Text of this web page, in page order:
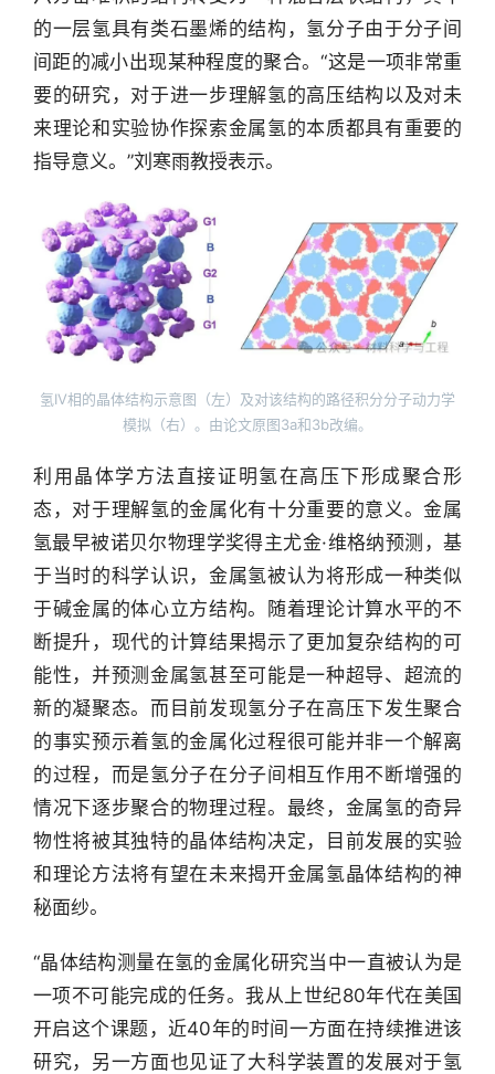
快
报
讯
精
据
研
报
告
创
投
之
窗
商
机
链
合
圈
的一层氢具有类石墨烯的结构，氢分子由于分子间
间距的减小出现某种程度的聚合。“这是一项非常重
要的研究，对于进一步理解氢的高压结构以及对未
来理论和实验协作探索金属氢的本质都具有重要的
指导意义。”刘寒雨教授表示。
氢IV相的晶体结构示意图（左）及对该结构的路径积分分子动力学
模拟（右）。由论文原图3a和3b改编。
利用晶体学方法直接证明氢在高压下形成聚合形
态，对于理解氢的金属化有十分重要的意义。金属
氢最早被诺贝尔物理学奖得主尤金·维格纳预测，基
于当时的科学认识，金属氢被认为将形成一种类似
于碱金属的体心立方结构。随着理论计算水平的不
断提升，现代的计算结果揭示了更加复杂结构的可
能性，并预测金属氢甚至可能是一种超导、超流的
新的凝聚态。而目前发现氢分子在高压下发生聚合
的事实预示着氢的金属化过程很可能并非一个解离
的过程，而是氢分子在分子间相互作用不断增强的
情况下逐步聚合的物理过程。最终，金属氢的奇异
物性将被其独特的晶体结构决定，目前发展的实验
和理论方法将有望在未来揭开金属氢晶体结构的神
秘面纱。
“晶体结构测量在氢的金属化研究当中一直被认为是
一项不可能完成的任务。我从上世纪80年代在美国
开启这个课题，近40年的时间一方面在持续推进该
研究，另一方面也见证了大科学装置的发展对于氢